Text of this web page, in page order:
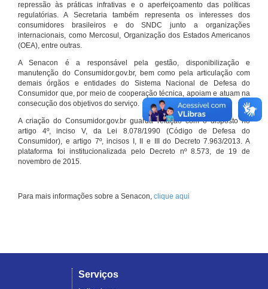
repressão às práticas infrativas e o aperfeiçoamento das políticas
regulatórias. A Secretaria também representa os interesses dos
consumidores brasileiros e do SNDC junto a organizações
internacionais, como Mercosul, Organização dos Estados Americanos
(OEA), entre outras.
A Senacon é a responsável pela gestão, disponibilização e
manutenção do Consumidor.gov.br, bem como pela articulação com
demais órgãos e entidades do Sistema Nacional de Defesa do
Consumidor que, por meio de cooperação técnica, apoiam e atuam na
consecução dos objetivos do serviço.
A criação do Consumidor.gov.br guarda relação com o disposto no
artigo 4º, inciso V, da Lei 8.078/1990 (Código de Defesa do
Consumidor), e artigo 7º, incisos I, II e III do Decreto 7.963/2013. A
plataforma foi institucionalizada pelo Decreto nº 8.573, de 19 de
novembro de 2015.
Para mais informações sobre a Senacon, clique aqui
Serviços